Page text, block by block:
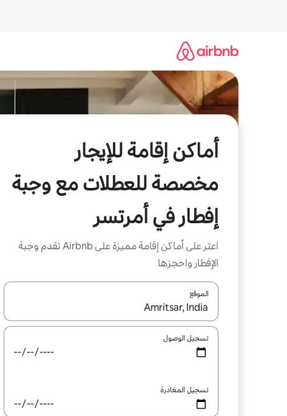
أماكن إقامة للإيجار
مخصصة للعطلات مع وجبة
إفطار في أمرتسر
اعثر على أماكن إقامة مميزة على Airbnb تقدم وجبة
الإفطار واحجزها
الموقع
عند توفر النتائج، انتقل باستخدام السهمين لأعلى ولأسفل
تسجيل الوصول
تسجيل المغادرة